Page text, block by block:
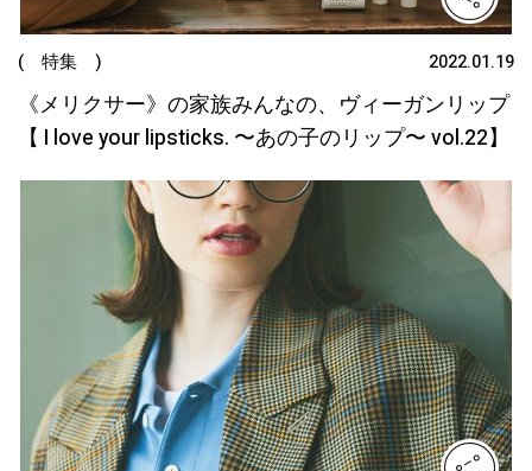
( 特集 ) 2022.01.19
《メリクサー》の家族みんなの、ヴィーガンリップ
【 I love your lipsticks. 〜あの子のリップ〜 vol.22】